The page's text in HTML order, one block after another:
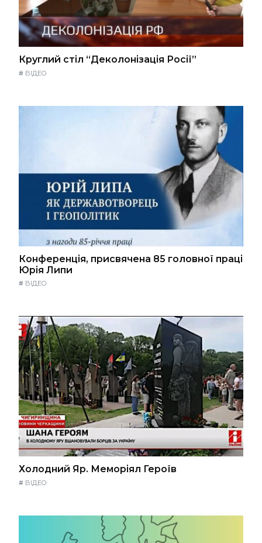
Круглий стіл “Деколонізація Росії”
# ВІДЕО
Конференція, присвячена 85 головної праці
Юрія Липи
# ВІДЕО
Холодний Яр. Меморіял Героїв
# ВІДЕО